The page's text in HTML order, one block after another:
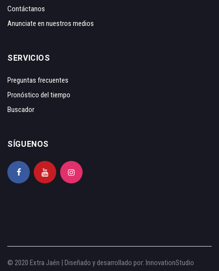
Contáctanos
Anunciate en nuestros medios
SERVICIOS
Preguntas frecuentes
Pronóstico del tiempo
Buscador
SÍGUENOS
© 2020 Extra Jaén | Diseñado y desarrollado por: InnovationStudio